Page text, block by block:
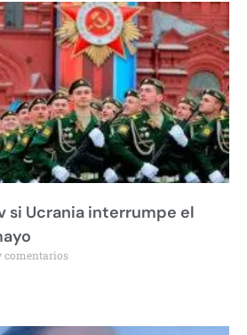
si Ucrania interrumpe el
comentarios